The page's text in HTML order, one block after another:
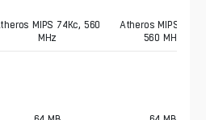
MIPS 74Kc, 560
MHz
Atheros MIPS 74Kc,
560 MHz